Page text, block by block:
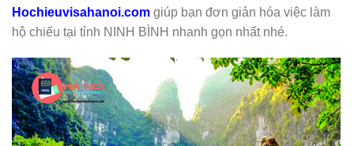
Hochieuvisahanoi.com giúp bạn đơn giản hóa việc làm
hộ chiếu tại tỉnh NINH BÌNH nhanh gọn nhất nhé.